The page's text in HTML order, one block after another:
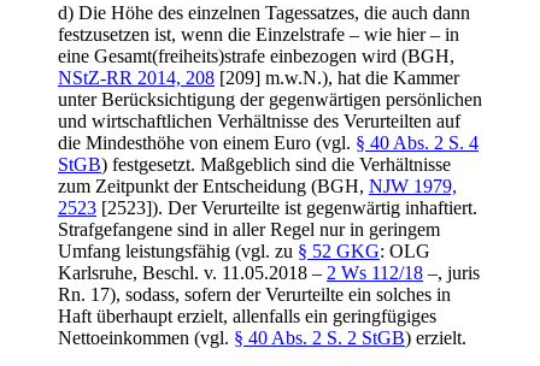
d) Die Höhe des einzelnen Tagessatzes, die auch dann
festzusetzen ist, wenn die Einzelstrafe – wie hier – in
eine Gesamt(freiheits)strafe einbezogen wird (BGH,
NStZ-RR 2014, 208 [209] m.w.N.), hat die Kammer
unter Berücksichtigung der gegenwärtigen persönlichen
und wirtschaftlichen Verhältnisse des Verurteilten auf
die Mindesthöhe von einem Euro (vgl. § 40 Abs. 2 S. 4
StGB) festgesetzt. Maßgeblich sind die Verhältnisse
zum Zeitpunkt der Entscheidung (BGH, NJW 1979,
2523 [2523]). Der Verurteilte ist gegenwärtig inhaftiert.
Strafgefangene sind in aller Regel nur in geringem
Umfang leistungsfähig (vgl. zu § 52 GKG: OLG
Karlsruhe, Beschl. v. 11.05.2018 – 2 Ws 112/18 –, juris
Rn. 17), sodass, sofern der Verurteilte ein solches in
Haft überhaupt erzielt, allenfalls ein geringfügiges
Nettoeinkommen (vgl. § 40 Abs. 2 S. 2 StGB) erzielt.